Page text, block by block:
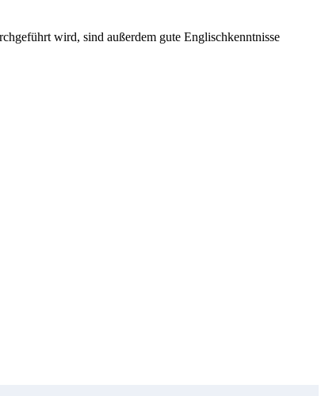
wird, sind außerdem gute Englischkenntnisse